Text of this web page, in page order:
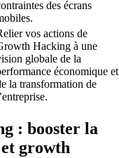
des écrans
vos actions de
Hacking à une
globale de la
économique et
la transformation de
: booster la
et growth